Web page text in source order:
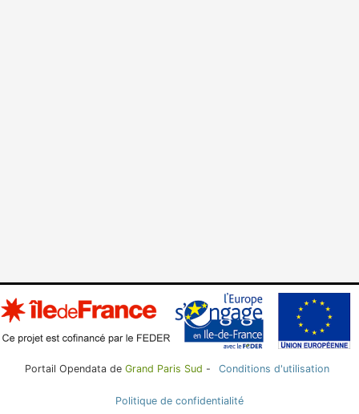
Portail Opendata de Grand Paris Sud - Conditions d'utilisation
Politique de confidentialité